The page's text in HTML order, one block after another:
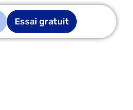
Essai gratuit